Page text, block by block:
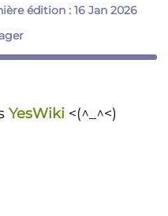
édition : 16 Jan 2026
YesWiki <(^_^<)